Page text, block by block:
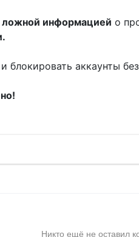
ложной информацией о
аккаунты
Никто ещё не оставил